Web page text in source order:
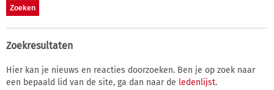
Zoekresultaten
Hier kan je nieuws en reacties doorzoeken. Ben je op zoek naar
een bepaald lid van de site, ga dan naar de ledenlijst.